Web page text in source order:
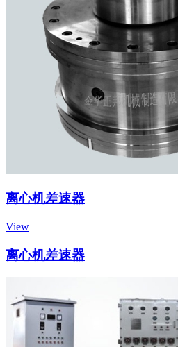
离心机差速器
View
离心机差速器